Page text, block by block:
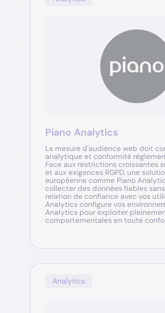
Piano Analytics
La mesure d'audience web doit
analytique et conformité
Face aux restrictions croissantes
et aux exigences RGPD, une
européenne comme Piano
collecter des données fiables
relation de confiance avec vos
Analytics configure vos
Analytics pour exploiter
comportementales en toute
Analytics